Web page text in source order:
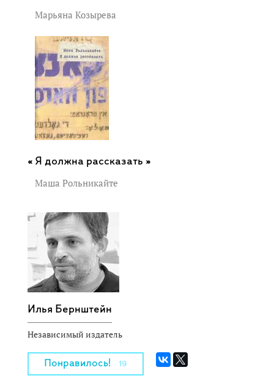
Марьяна Козырева
Я должна рассказать »
Маша Рольникайте
Илья Бернштейн
Независимый издатель
Понравилось! 19